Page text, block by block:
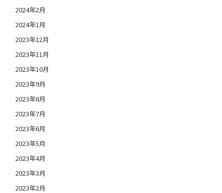
2024年2月
2024年1月
2023年12月
2023年11月
2023年10月
2023年9月
2023年8月
2023年7月
2023年6月
2023年5月
2023年4月
2023年3月
2023年2月